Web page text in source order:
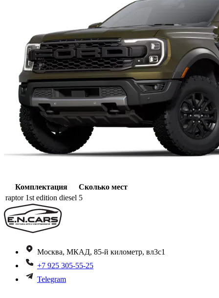
Комплектация
Сколько мест
raptor 1st edition diesel 5
Москва, МКАД, 85-й километр, вл3с1
+7 925 305-55-25
Telegram